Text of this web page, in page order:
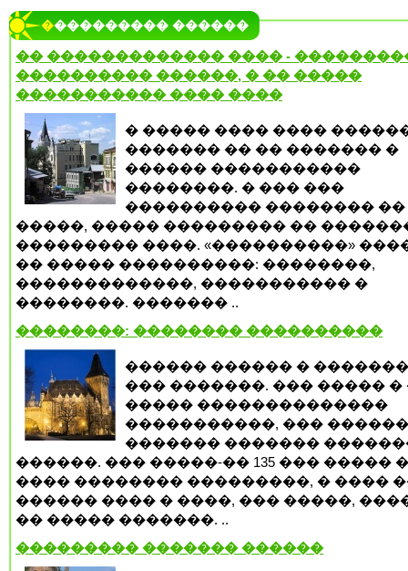
���������� ������
�� ������������� ���� -
���������� ������, � �� �����
����������� ���� ����
� ����� ���� ����
������� �� �� ������� �
������ �����������
��������. � ��� ���
���������� �������� ��
�����, ����� ��������� ��
��������� ����. «����������»
�� ����� ����������: ��������,
�������������, ����������� �
��������. ������� ..
��������: �������� ����������
������ ������ �
��� �������. ��� ����� �
����� ��������������
�����������, ���
������� �������
������. ��� �����-�� 135 ��� �����
���� �������� ���������, � ����
������ ���� � ����, ��� �����,
�� ����� �������. ..
��������� ������� ������